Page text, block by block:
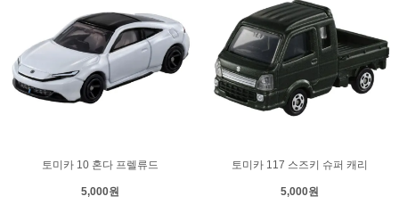
토미카 10 혼다 프렐류드
5,000원
토미카 117 스즈키 슈퍼 캐리
5,000원